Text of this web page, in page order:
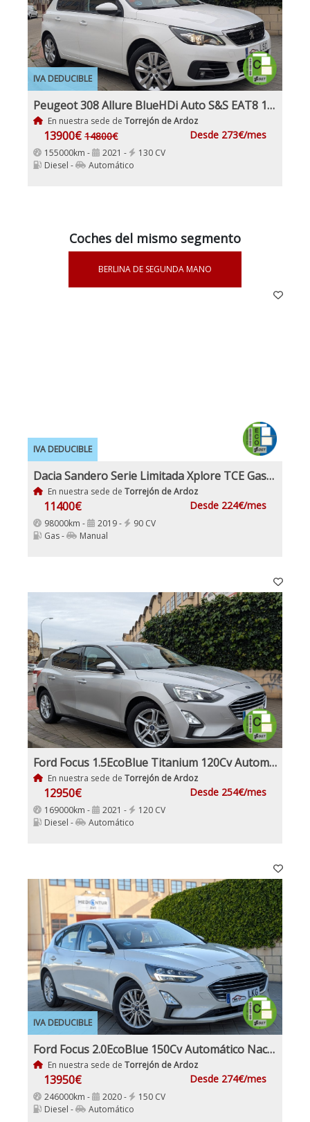
IVA DEDUCIBLE
Peugeot 308 Allure BlueHDi Auto S&S EAT8 130Cv Etiqueta medioambiental C IVA y Garantía Inc Nacional
En nuestra sede de Torrejón de Ardoz
13900€ 14800€ Desde 273€/mes
155000km - 2021 -
130 CV
Diesel -
Automático
Coches del mismo segmento
BERLINA DE SEGUNDA MANO
IVA DEDUCIBLE
Dacia Sandero Serie Limitada Xplore TCE Gasolina y GLP
En nuestra sede de Torrejón de Ardoz
11400€ Desde 224€/mes
98000km - 2019 -
90 CV
Gas -
Manual
Ford Focus 1.5EcoBlue Titanium 120Cv Automático
En nuestra sede de Torrejón de Ardoz
12950€ Desde 254€/mes
169000km - 2021 -
120 CV
Diesel -
Automático
IVA DEDUCIBLE
Ford Focus 2.0EcoBlue 150Cv Automático Nacional IVA y Garantía Incl
En nuestra sede de Torrejón de Ardoz
13950€ Desde 274€/mes
246000km - 2020 -
150 CV
Diesel -
Automático